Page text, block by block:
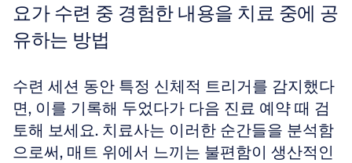
요가 수련 중 경험한 내용을 치료 중에 공
유하는 방법
수련 세션 동안 특정 신체적 트리거를 감지했다
면, 이를 기록해 두었다가 다음 진료 예약 때 검
토해 보세요. 치료사는 이러한 순간들을 분석함
으로써, 매트 위에서 느끼는 불편함이 생산적인